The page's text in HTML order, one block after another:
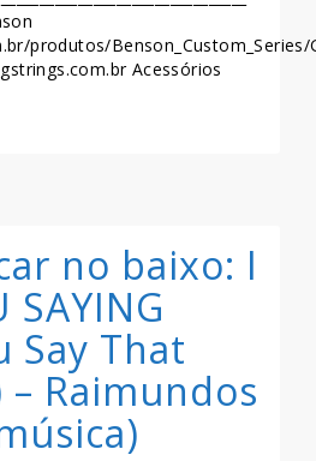
produtos/Benson_Custom_Series/
Acessórios
no baixo: I
SAYING
Say That
– Raimundos